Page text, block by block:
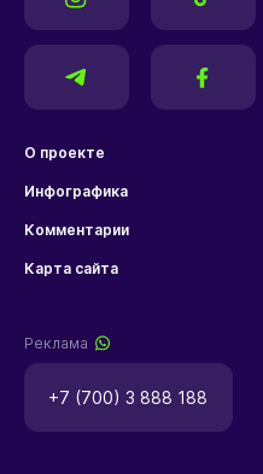
О проекте
Инфографика
Комментарии
Карта сайта
Реклама
+7 (700) 3 888 188